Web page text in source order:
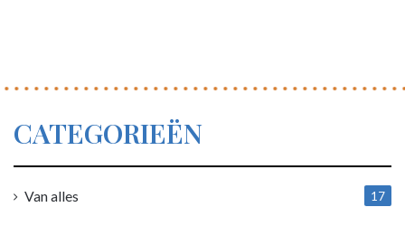
CATEGORIEËN
Van alles
17